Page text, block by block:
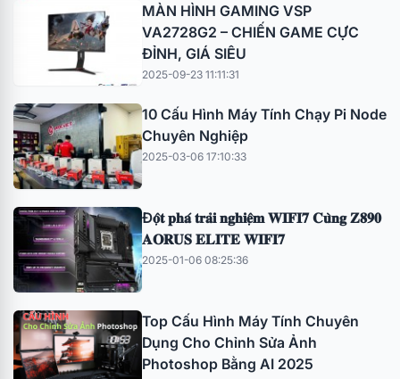
MÀN HÌNH GAMING VSP
VA2728G2 – CHIẾN GAME CỰC
ĐỈNH, GIÁ SIÊU
2025-09-23 11:11:31
10 Cấu Hình Máy Tính Chạy Pi Node
Chuyên Nghiệp
2025-03-06 17:10:33
Đ𝐨̣̂𝐭 𝐩𝐡𝐚́ 𝐭𝐫𝐚̉𝐢 𝐧𝐠𝐡𝐢𝐞̣̂𝐦 𝐖𝐈𝐅𝐈𝟕 𝐂𝐮̀𝐧𝐠 𝐙𝟖𝟗𝟎
𝐀𝐎𝐑𝐔𝐒 𝐄𝐋𝐈𝐓𝐄 𝐖𝐈𝐅𝐈𝟕
2025-01-06 08:25:36
Top Cấu Hình Máy Tính Chuyên
Dụng Cho Chỉnh Sửa Ảnh
Photoshop Bằng AI 2025